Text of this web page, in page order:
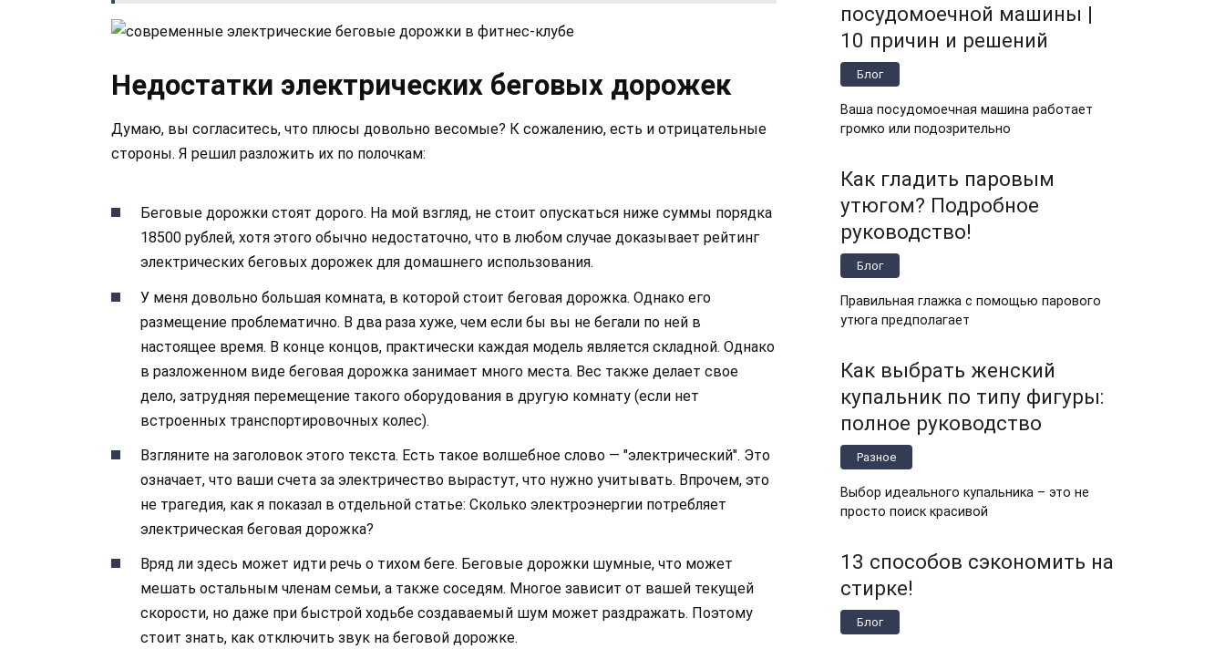
Недостатки электрических беговых дорожек
Думаю, вы согласитесь, что плюсы довольно весомые? К сожалению, есть и отрицательные
стороны. Я решил разложить их по полочкам:
Беговые дорожки стоят дорого. На мой взгляд, не стоит опускаться ниже суммы порядка
18500 рублей, хотя этого обычно недостаточно, что в любом случае доказывает рейтинг
электрических беговых дорожек для домашнего использования.
У меня довольно большая комната, в которой стоит беговая дорожка. Однако его
размещение проблематично. В два раза хуже, чем если бы вы не бегали по ней в
настоящее время. В конце концов, практически каждая модель является складной. Однако
в разложенном виде беговая дорожка занимает много места. Вес также делает свое
дело, затрудняя перемещение такого оборудования в другую комнату (если нет
встроенных транспортировочных колес).
Взгляните на заголовок этого текста. Есть такое волшебное слово — "электрический". Это
означает, что ваши счета за электричество вырастут, что нужно учитывать. Впрочем, это
не трагедия, как я показал в отдельной статье: Сколько электроэнергии потребляет
электрическая беговая дорожка?
Вряд ли здесь может идти речь о тихом беге. Беговые дорожки шумные, что может
мешать остальным членам семьи, а также соседям. Многое зависит от вашей текущей
скорости, но даже при быстрой ходьбе создаваемый шум может раздражать. Поэтому
стоит знать, как отключить звук на беговой дорожке.
посудомоечной машины |
10 причин и решений
Блог
Ваша посудомоечная машина работает
громко или подозрительно
Как гладить паровым
утюгом? Подробное
руководство!
Блог
Правильная глажка с помощью парового
утюга предполагает
Как выбрать женский
купальник по типу фигуры:
полное руководство
Разное
Выбор идеального купальника – это не
просто поиск красивой
13 способов сэкономить на
стирке!
Блог